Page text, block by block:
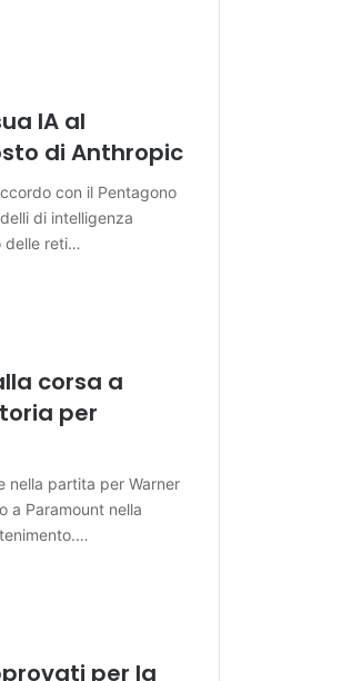
IA al
di Anthropic
con il Pentagono
di intelligenza
delle reti…
corsa a
per
nella partita per Warner
a Paramount nella
per la